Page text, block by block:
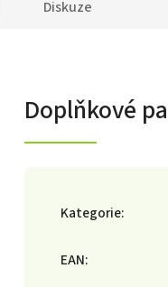
Diskuze
Doplňkové
Kategorie:
EAN: